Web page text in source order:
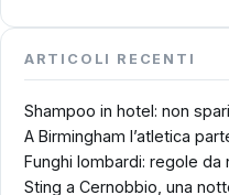
ARTICOLI RECENTI
Shampoo in hotel: non
A Birmingham l’atletica
Funghi lombardi: regole da
Sting a Cernobbio, una